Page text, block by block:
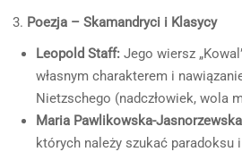
Poezja – Skamandryci i Klasycy
Leopold Staff: Jego wiersz
własnym charakterem i
Nietzschego (nadczłowiek, wola
Maria Pawlikowska-
których należy szukać paradoksu